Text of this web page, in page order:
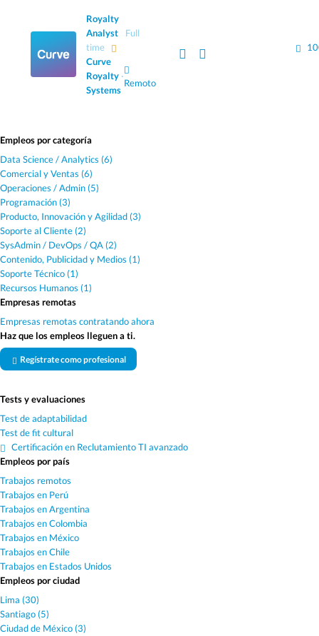
Royalty
Analyst
Full
time
Curve
Royalty
Systems
·
Remoto
Empleos por categoría
Data Science / Analytics (6)
Comercial y Ventas (6)
Operaciones / Admin (5)
Programación (3)
Producto, Innovación y Agilidad (3)
Soporte al Cliente (2)
SysAdmin / DevOps / QA (2)
Contenido, Publicidad y Medios (1)
Soporte Técnico (1)
Recursos Humanos (1)
Empresas remotas
Empresas remotas contratando ahora
Haz que los empleos lleguen a ti.
Regístrate como profesional
Tests y evaluaciones
Test de adaptabilidad
Test de fit cultural
Certificación en Reclutamiento TI avanzado
Empleos por país
Trabajos remotos
Trabajos en Perú
Trabajos en Argentina
Trabajos en Colombia
Trabajos en México
Trabajos en Chile
Trabajos en Estados Unidos
Empleos por ciudad
Lima (30)
Santiago (5)
Ciudad de México (3)